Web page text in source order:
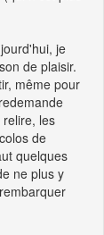
je
de plaisir.
même pour
les
de
quelques
ne plus y